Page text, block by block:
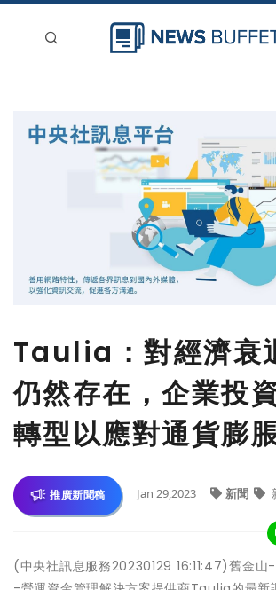
Taulia：對經濟衰
仍然存在，企業投
轉型以應對通貨膨
推廣新聞稿 Jan 29,2023 新聞
(中央社訊息服務20230129 16:11:47)舊金